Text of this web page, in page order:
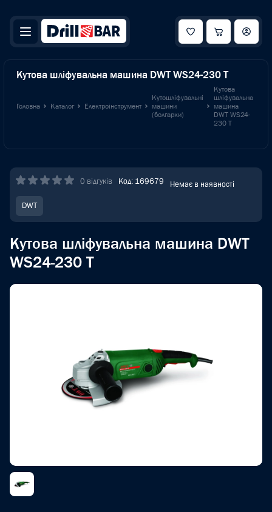
Кутова шліфувальна машина DWT WS24-230 T
Головна Каталог Електроінструмент
Кутошліфувальні
машини
(болгарки)
Кутова
шліфувальна
машина
DWT WS24-
230 T
0 відгуків Код: 169679 Немає в наявності
DWT
Кутова шліфувальна машина DWT
WS24-230 T